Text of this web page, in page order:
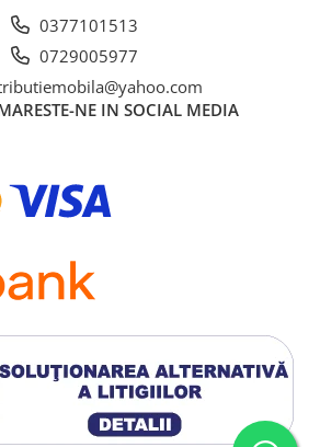
0377101513
0729005977
NE IN SOCIAL MEDIA